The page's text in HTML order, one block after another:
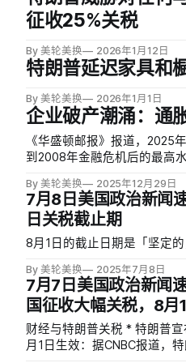
征收25%关税
By 美轮美换 2026年1月12日
特朗普延迟家具和
By 美轮美换 2026年1月1日
企业破产潮涌：通
《华盛顿邮报》报道，2025
到2008年金融危机后的最高
增长约14%，创下2010年以
业尤其受到数十年来最高关
By 美轮美换 2025年12月29日
7月8日美国政治新闻
日关税截止期
8月1日的截止日期是「坚定
By 美轮美换 2025年7月8日
7月7日美国政治新闻
国征收大幅关税，8月
财经与特朗普关税 * 特朗普宣布对14国征收大幅关税，8
月1日生效：据CNBC报道，